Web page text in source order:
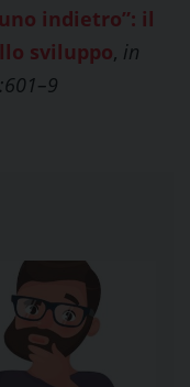
indietro”: il
sviluppo, in